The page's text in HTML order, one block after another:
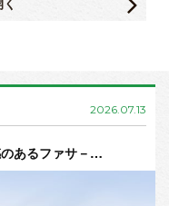
2026.07.13
あるファサ－…